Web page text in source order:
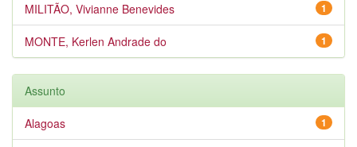
1
MILITÃO, Vivianne Benevides
1
MONTE, Kerlen Andrade do
Assunto
1
Alagoas